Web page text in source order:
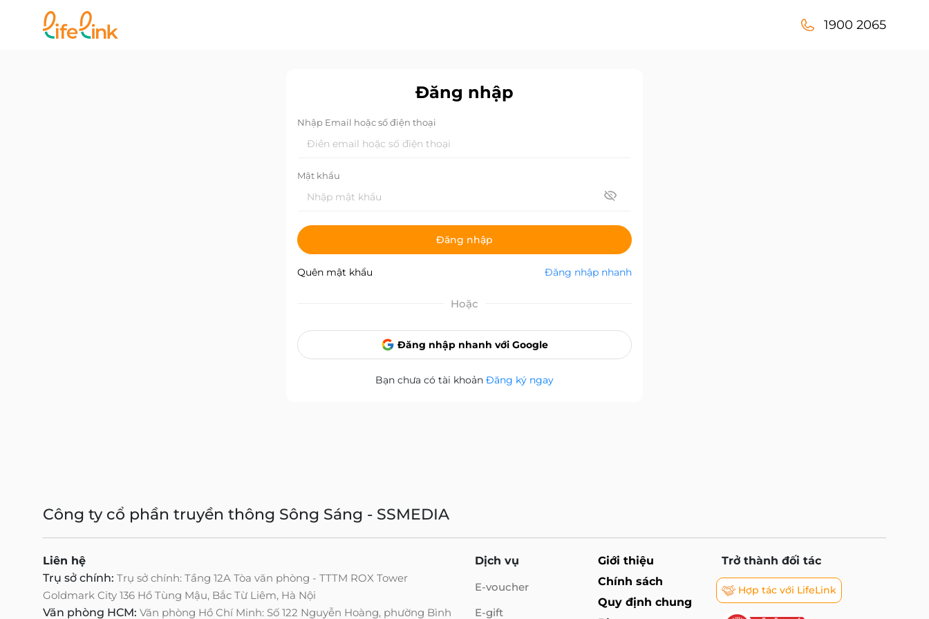
1900 2065
Đăng nhập
Nhập Email hoặc số điện thoại
Mật khẩu
Đăng nhập
Quên mật khẩu Đăng nhập nhanh
Hoặc
Đăng nhập nhanh với Google
Bạn chưa có tài khoản Đăng ký ngay
Công ty cổ phần truyền thông Sông Sáng - SSMEDIA
Liên hệ
Trụ sở chính: Trụ sở chính: Tầng 12A Tòa văn phòng - TTTM ROX Tower
Goldmark City 136 Hồ Tùng Mậu, Bắc Từ Liêm, Hà Nội
Văn phòng HCM: Văn phòng Hồ Chí Minh: Số 122 Nguyễn Hoàng, phường Bình
Dịch vụ
E-voucher
E-gift
Giới thiệu
Chính sách
Quy định chung
Trở thành đối tác
Hợp tác với LifeLink